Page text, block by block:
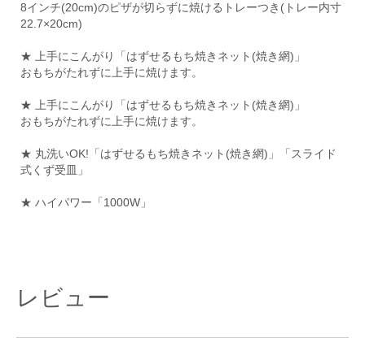
8インチ(20cm)のピザが切らずに焼けるトレーつき(トレー内寸
22.7×20cm)
★ 上手にこんがり「はずせるもち焼きネット(焼き網)」
おもちがたれずに上手に焼けます。
★ 上手にこんがり「はずせるもち焼きネット(焼き網)」
おもちがたれずに上手に焼けます。
★ 丸洗いOK!「はずせるもち焼きネット(焼き網)」「スライド
式くず受皿」
★ ハイパワー「1000W」
レビュー